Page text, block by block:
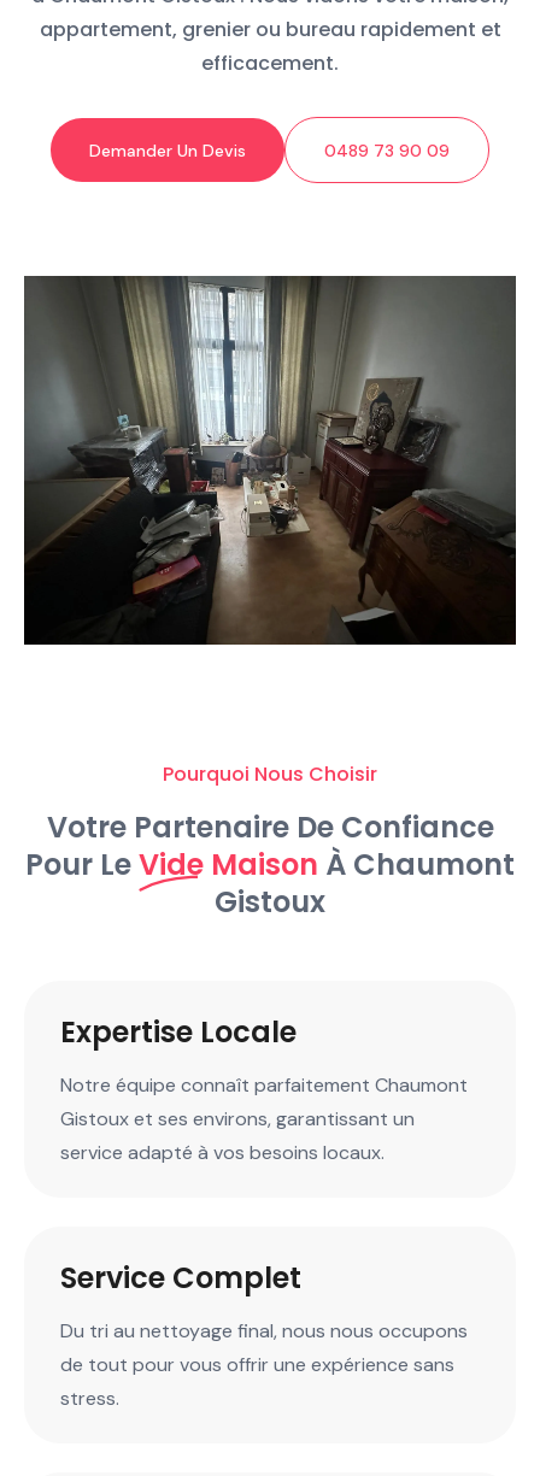
appartement, grenier ou bureau rapidement et
efficacement.
Demander Un Devis 0489 73 90 09
Pourquoi Nous Choisir
Votre Partenaire De Confiance
Pour LeVide Maison À Chaumont
Gistoux
Expertise Locale
Notre équipe connaît parfaitement Chaumont
Gistoux et ses environs, garantissant un
service adapté à vos besoins locaux.
Service Complet
Du tri au nettoyage final, nous nous occupons
de tout pour vous offrir une expérience sans
stress.